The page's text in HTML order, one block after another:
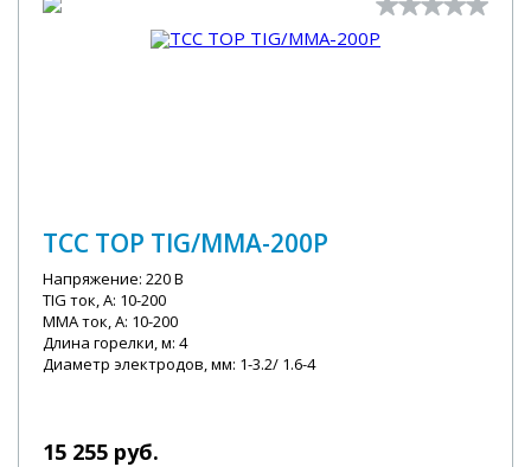
ТСС TOP TIG/MMA-200P
Напряжение: 220 В
TIG ток, А: 10-200
MMA ток, А: 10-200
Длина горелки, м: 4
Диаметр электродов, мм: 1-3.2/ 1.6-4
15 255 руб.